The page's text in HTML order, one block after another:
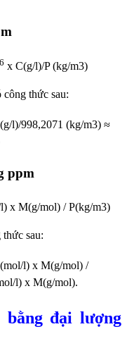
x C(g/l)/P (kg/m3)
thức sau:
l)/998,2071 (kg/m3) ≈
ppm
x M(g/mol) / P(kg/m3)
sau:
l) x M(g/mol) /
l) x M(g/mol).
bằng đại lượng